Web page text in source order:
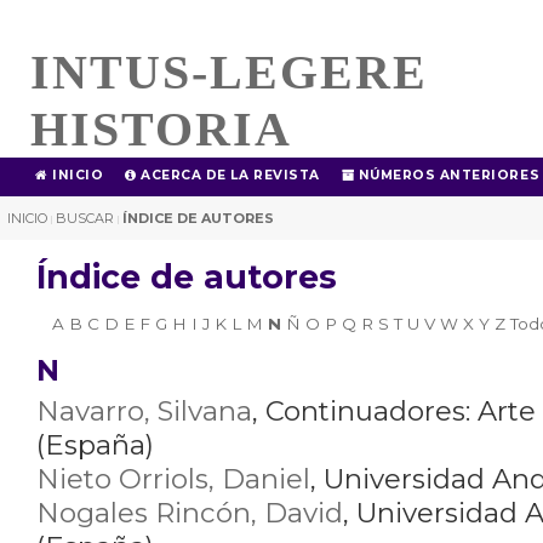
INTUS-LEGERE
HISTORIA
INICIO ACERCA DE LA REVISTA NÚMEROS ANTERIORES
INICIO | BUSCAR | ÍNDICE DE AUTORES
Índice de autores
A B C D E F G H I J K L M N Ñ O P Q R S T U V W X Y Z
N
Navarro, Silvana, Continuadores:
(España)
Nieto Orriols, Daniel, Universidad
Nogales Rincón, David, Universidad